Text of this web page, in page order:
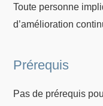
Toute personne
d’amélioration
Prérequis
Pas de prérequis